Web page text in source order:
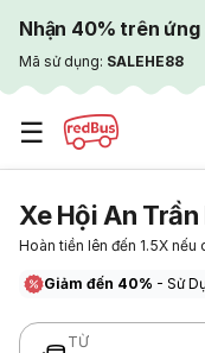
Nhận 40% trên
Mã sử dụng: SALEHE88
☰
Xe Hội An
Hoàn tiền lên đến 1.5X
Giảm đến 40% - Sử
TỪ